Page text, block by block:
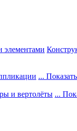
элементами
...
и вертолёты ...